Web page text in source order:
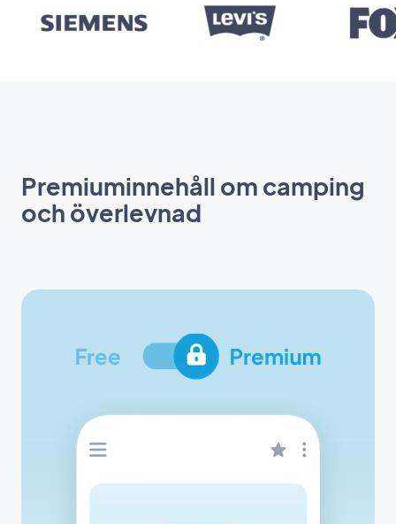
Premiuminnehåll om camping
och överlevnad